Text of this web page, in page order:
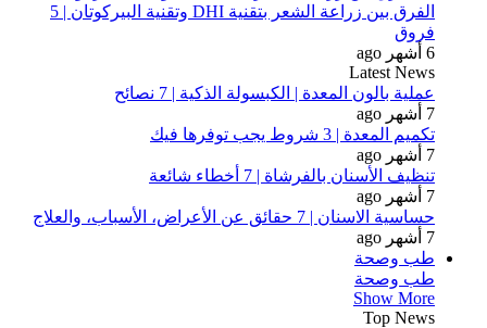
الفرق بين زراعة الشعر بتقنية DHI وتقنية البيركوتان | 5
فروق
6 أشهر ago
Latest News
عملية بالون المعدة | الكبسولة الذكية | 7 نصائح
7 أشهر ago
تكميم المعدة | 3 شروط يجب توفرها فيك
7 أشهر ago
تنظيف الأسنان بالفرشاة | 7 أخطاء شائعة
7 أشهر ago
حساسية الاسنان | 7 حقائق عن الأعراض، الأسباب، والعلاج
7 أشهر ago
طب وصحة
طب وصحة
Show More
Top News